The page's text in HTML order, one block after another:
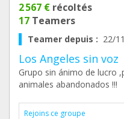
2 567 € récoltés
17 Teamers
Teamer depuis : 22/
Los Angeles sin voz
Grupo sin ánimo de lucro
animales abandonados !!!
Rejoins ce groupe